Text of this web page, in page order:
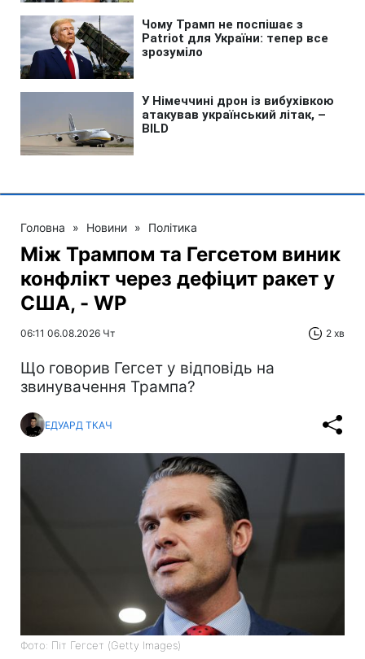
Головна » Новини » Політика
Між Трампом та Гегсетом виник
конфлікт через дефіцит ракет у
США, - WP
06:11 06.08.2026 Чт 2 хв
Що говорив Гегсет у відповідь на
звинувачення Трампа?
ЕДУАРД ТКАЧ
Фото: Піт Гегсет (Getty Images)